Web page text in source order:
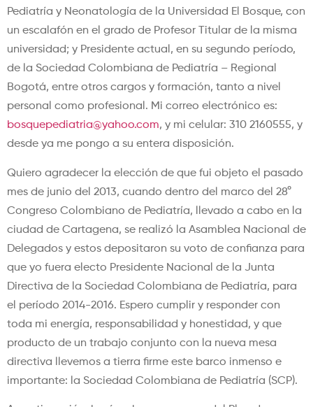
Pediatría y Neonatología de la Universidad El Bosque, con
un escalafón en el grado de Profesor Titular de la misma
universidad; y Presidente actual, en su segundo período,
de la Sociedad Colombiana de Pediatría – Regional
Bogotá, entre otros cargos y formación, tanto a nivel
personal como profesional. Mi correo electrónico es:
bosquepediatria@yahoo.com, y mi celular: 310 2160555, y
desde ya me pongo a su entera disposición.
Quiero agradecer la elección de que fui objeto el pasado
mes de junio del 2013, cuando dentro del marco del 28°
Congreso Colombiano de Pediatría, llevado a cabo en la
ciudad de Cartagena, se realizó la Asamblea Nacional de
Delegados y estos depositaron su voto de confianza para
que yo fuera electo Presidente Nacional de la Junta
Directiva de la Sociedad Colombiana de Pediatría, para
el período 2014-2016. Espero cumplir y responder con
toda mi energía, responsabilidad y honestidad, y que
producto de un trabajo conjunto con la nueva mesa
directiva llevemos a tierra firme este barco inmenso e
importante: la Sociedad Colombiana de Pediatría (SCP).